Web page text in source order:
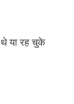
या रह चुके